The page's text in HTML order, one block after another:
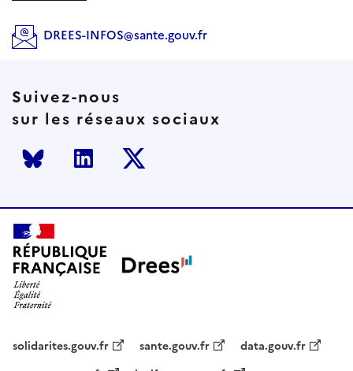
DREES-INFOS@sante.gouv.fr
Suivez-nous
sur les réseaux sociaux
Bluesky LinkedInTwitter
solidarites.gouv.fr sante.gouv.fr
data.gouv.fr